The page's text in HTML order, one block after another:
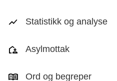
Statistikk og analyse
Asylmottak
Ord og begreper